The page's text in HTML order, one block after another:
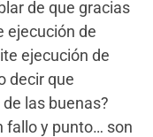
de que gracias
ejecución de
ejecución de
decir que
las buenas?
fallo y punto… son